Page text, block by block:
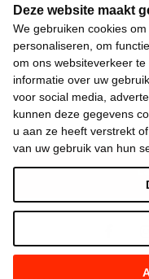
Deze website maakt
We gebruiken cookies
personaliseren, om
om ons websiteverkeer
informatie over uw
voor social media,
kunnen deze gegevens
u aan ze heeft verstrekt
van uw gebruik van hun